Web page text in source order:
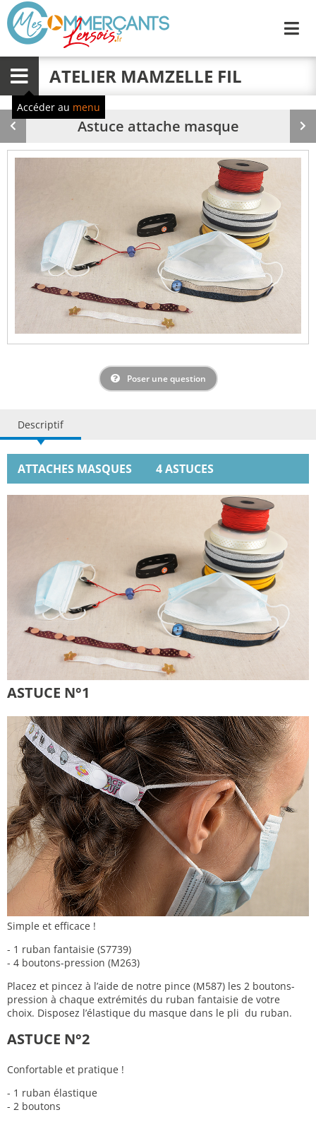
Menu ATELIER MAMZELLE FIL
Accéder au menu
Produit
précédent
Astuce attache masque
Poser une question
Descriptif
ATTACHES MASQUES 4 ASTUCES
ASTUCE N°1
Simple et efficace !
- 1 ruban fantaisie (S7739)
- 4 boutons-pression (M263)
Placez et pincez à l’aide de notre pince (M587) les 2 boutons-
pression à chaque extrémités du ruban fantaisie de votre
choix. Disposez l’élastique du masque dans le pli du ruban.
ASTUCE N°2
Confortable et pratique !
- 1 ruban élastique
- 2 boutons